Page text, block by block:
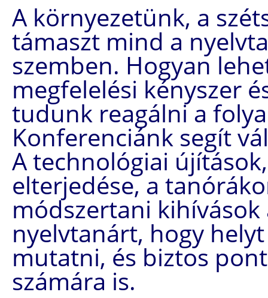
A környezetünk, a
támaszt mind a
szemben. Hogyan
megfelelési kényszer
tudunk reagálni a
Konferenciánk segít
A technológiai
elterjedése, a
módszertani
nyelvtanárt, hogy
mutatni, és biztos
számára is.